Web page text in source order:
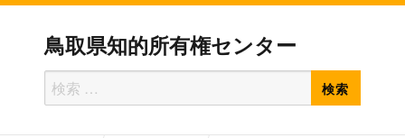
鳥取県知的所有権センター
検
索
検